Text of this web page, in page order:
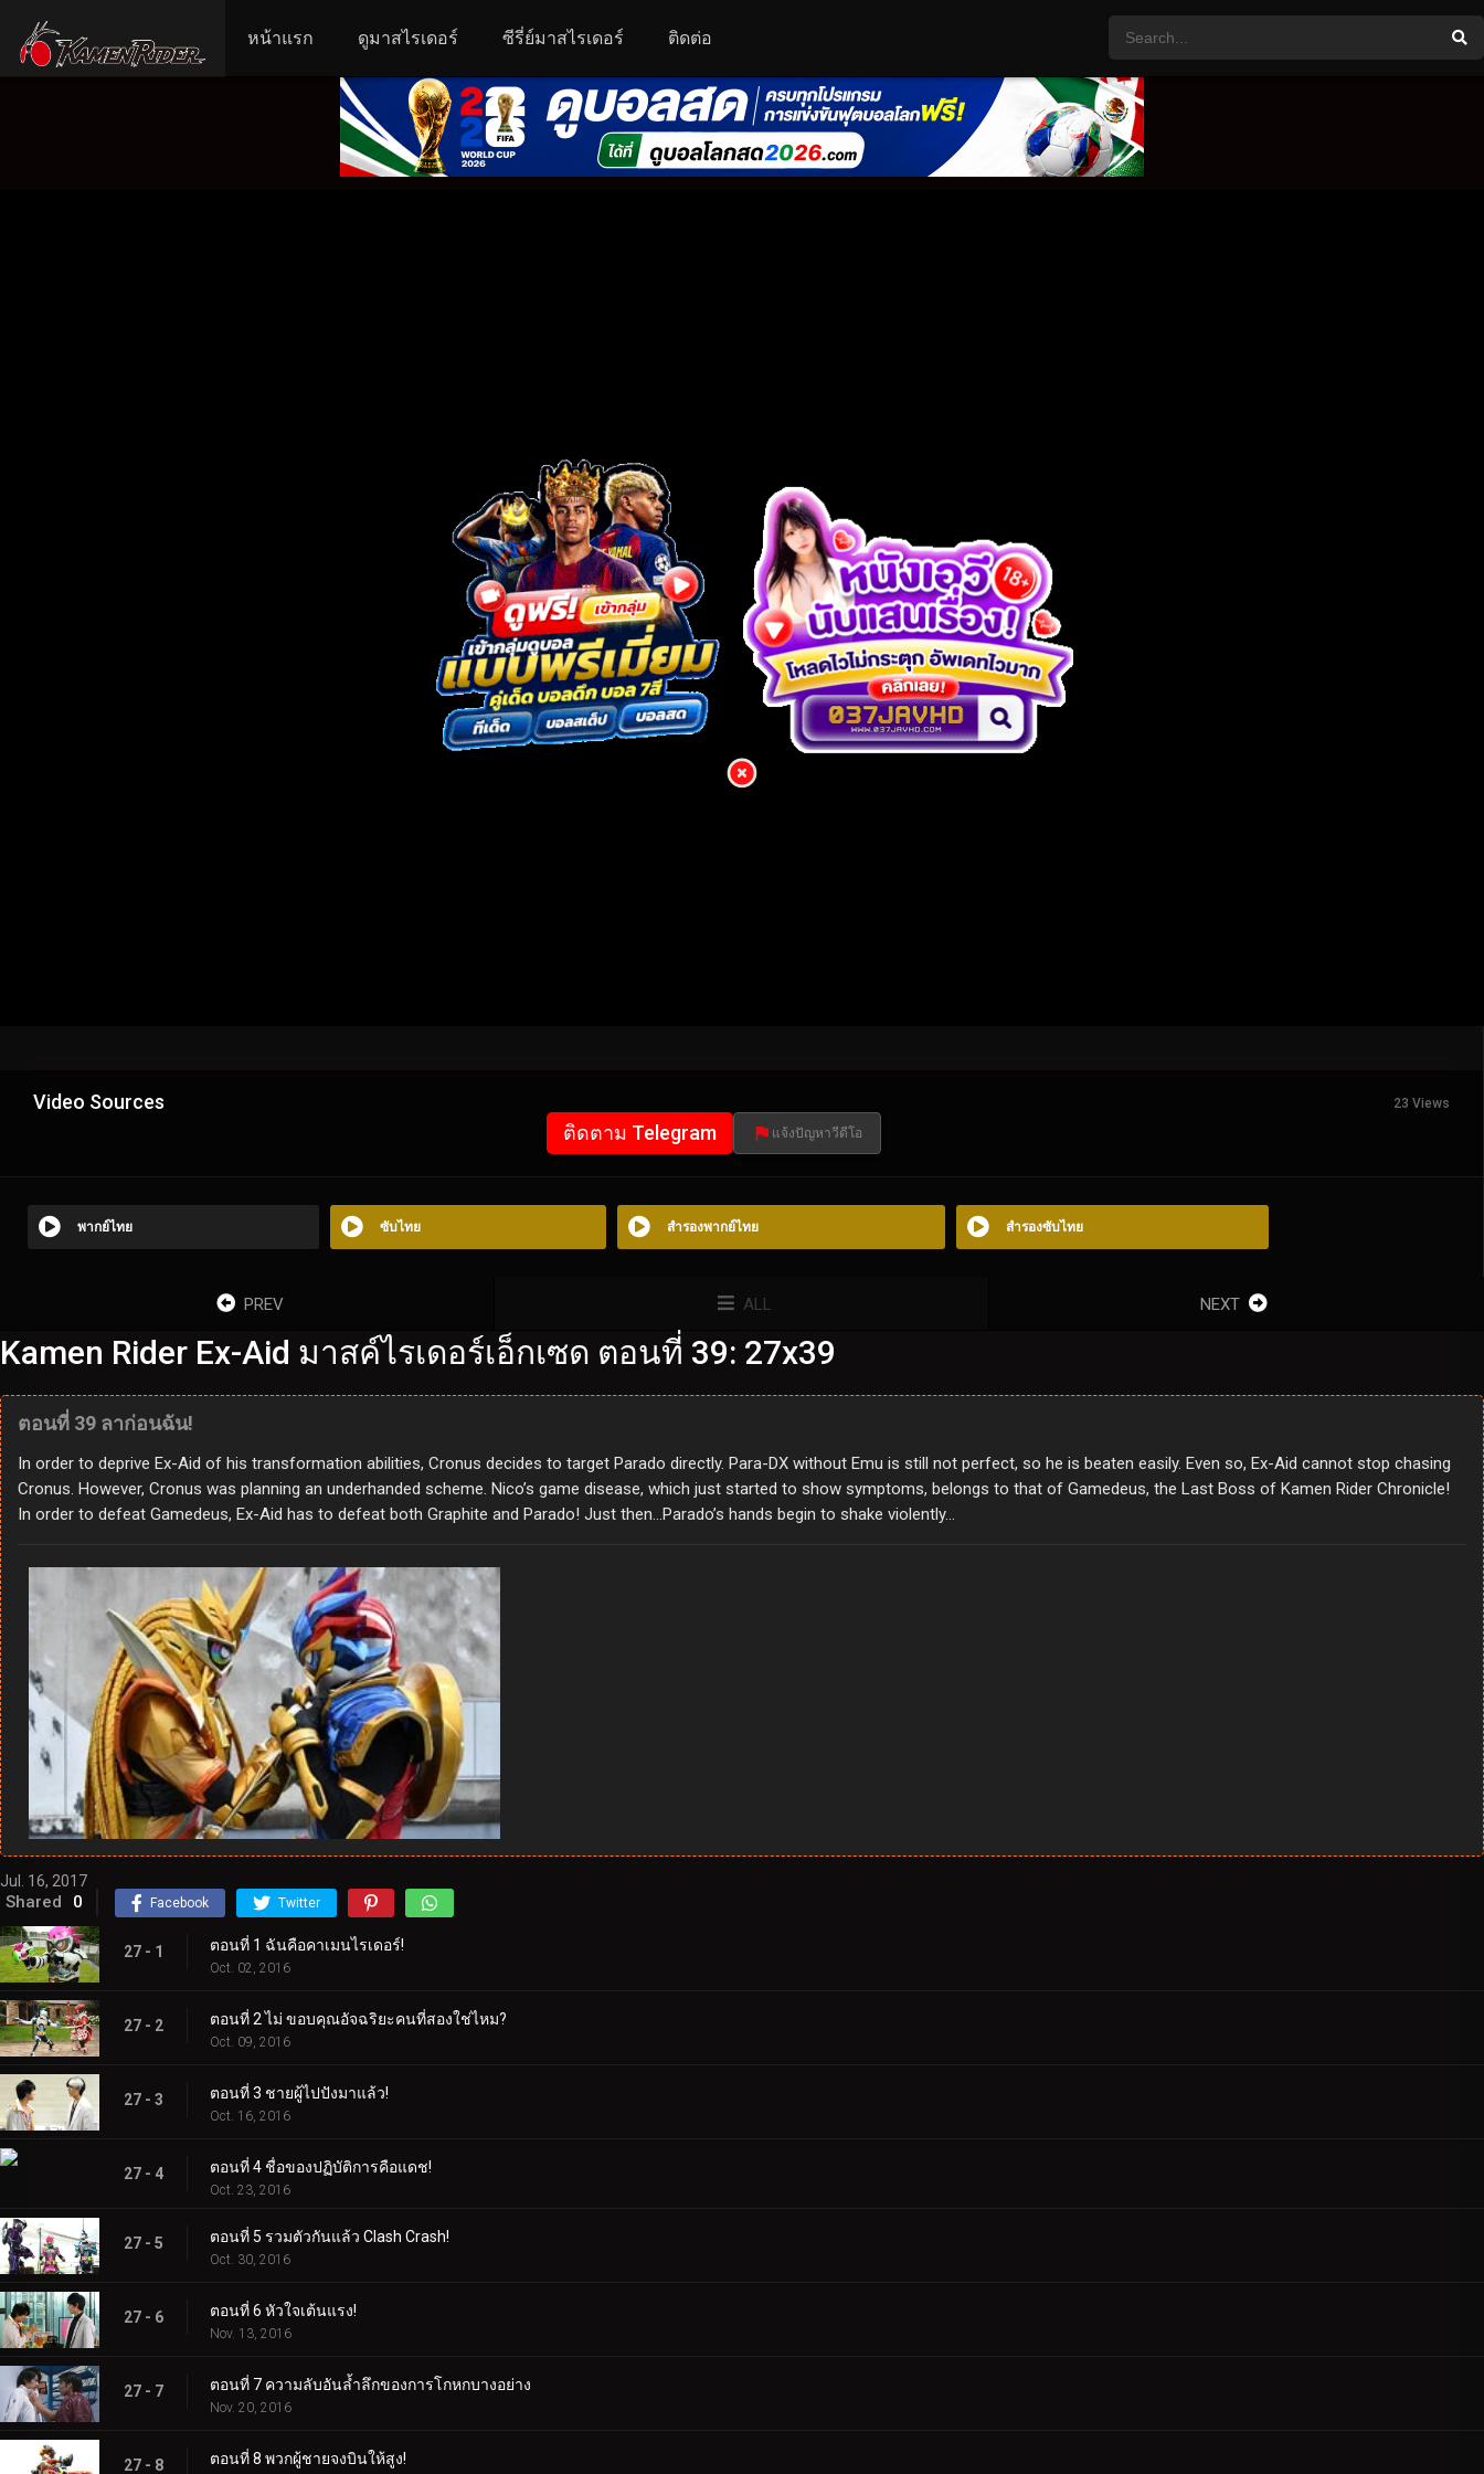
หน้าแรก ดูมาสไรเดอร์ ซีรี่ย์มาสไรเดอร์ ติดต่อ
Video Sources 23 Views
ติดตาม Telegram แจ้งปัญหาวีดีโอ
พากย์ไทย ซับไทย สำรองพากย์ไทย สำรองซับไทย
PREV ALL NEXT
Kamen Rider Ex-Aid มาสค์ไรเดอร์เอ็กเซด ตอนที่ 39: 27x39
ตอนที่ 39 ลาก่อนฉัน!
In order to deprive Ex-Aid of his transformation abilities, Cronus decides to target Parado directly. Para-DX without Emu is still not perfect, so he is beaten easily. Even so, Ex-Aid cannot stop chasing
Cronus. However, Cronus was planning an underhanded scheme. Nico’s game disease, which just started to show symptoms, belongs to that of Gamedeus, the Last Boss of Kamen Rider Chronicle!
In order to defeat Gamedeus, Ex-Aid has to defeat both Graphite and Parado! Just then…Parado’s hands begin to shake violently…
Jul. 16, 2017
Shared 0 Facebook Twitter
27 - 1 ตอนที่ 1 ฉันคือคาเมนไรเดอร์!
Oct. 02, 2016
27 - 2 ตอนที่ 2 ไม่ ขอบคุณอัจฉริยะคนที่สองใช่ไหม?
Oct. 09, 2016
27 - 3 ตอนที่ 3 ชายผู้ไปปังมาแล้ว!
Oct. 16, 2016
27 - 4 ตอนที่ 4 ชื่อของปฏิบัติการคือแดช!
Oct. 23, 2016
27 - 5 ตอนที่ 5 รวมตัวกันแล้ว Clash Crash!
Oct. 30, 2016
27 - 6 ตอนที่ 6 หัวใจเต้นแรง!
Nov. 13, 2016
27 - 7 ตอนที่ 7 ความลับอันล้ำลึกของการโกหกบางอย่าง
Nov. 20, 2016
27 - 8 ตอนที่ 8 พวกผู้ชายจงบินให้สูง!